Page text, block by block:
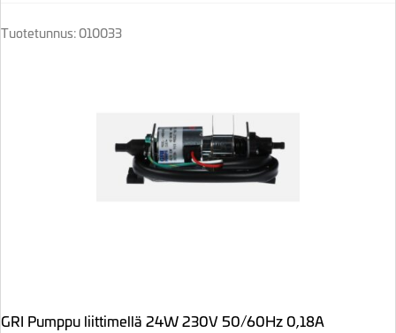
Tuotetunnus: 010033
GRI Pumppu liittimellä 24W 230V 50/60Hz 0,18A